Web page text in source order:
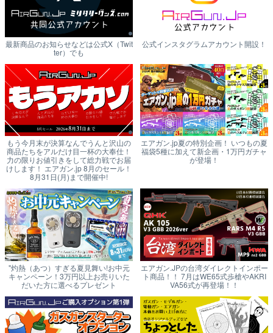
最新商品のお知らせなどは公式X（Twit
ter）でも
公式インスタグラムアカウント開設！
もう今月末が決算なんでうんと沢山の
商品たちをアルだけ目一杯の大奉仕！
力の限りお値引きをして総力戦でお届
けします！ エアガン.jp 8月のセール！
8月31日(月)まで開催中!
エアガン.jp夏の特別企画！ いつもの夏
福袋5種に加えて新企画・1万円ガチャ
が登場！
"灼熱（あつ）すぎる夏見舞い!お中元
キャンペーン！3万円以上お売りいた
だいた方に選べるプレゼント
エアガン.JPの台湾ダイレクトインポー
ト商品！！ 7月はWE65式歩槍やAKRI
VA56式が再登場！！